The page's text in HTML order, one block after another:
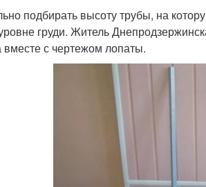
подбирать высоту трубы, на
груди. Житель
вместе с чертежом лопаты.